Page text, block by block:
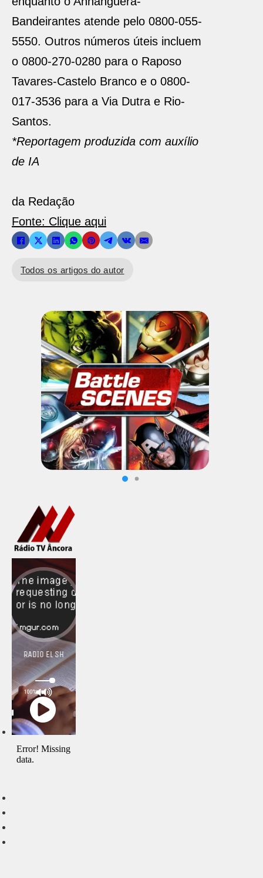
Bandeirantes atende pelo 0800-055-
5550. Outros números úteis incluem
o 0800-270-0280 para o Raposo
Tavares-Castelo Branco e o 0800-
017-3536 para a Via Dutra e Rio-
Santos.
*Reportagem produzida com auxílio
de IA
da Redação
Fonte: Clique aqui
Todos os artigos do autor